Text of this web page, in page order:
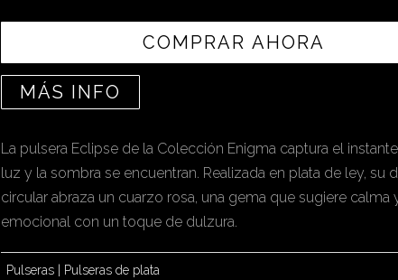
COMPRAR AHORA
MÁS INFO
La pulsera Eclipse de la Colección Enigma captura el
luz y la sombra se encuentran. Realizada en plata de ley, su
circular abraza un cuarzo rosa, una gema que sugiere calma
emocional con un toque de dulzura.
Pulseras| Pulseras de plata